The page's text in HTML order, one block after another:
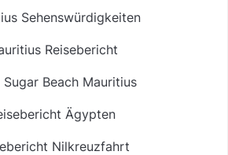
Sehenswürdigkeiten
Reisebericht
Beach Mauritius
Ägypten
Nilkreuzfahrt